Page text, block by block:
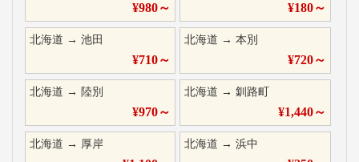
¥980～ ¥180～
北海道 → 池田
¥710～
北海道 →本別
¥720～
北海道 → 陸別
¥970～
北海道 →釧路町
¥1,440～
北海道 → 厚岸 北海道 →浜中